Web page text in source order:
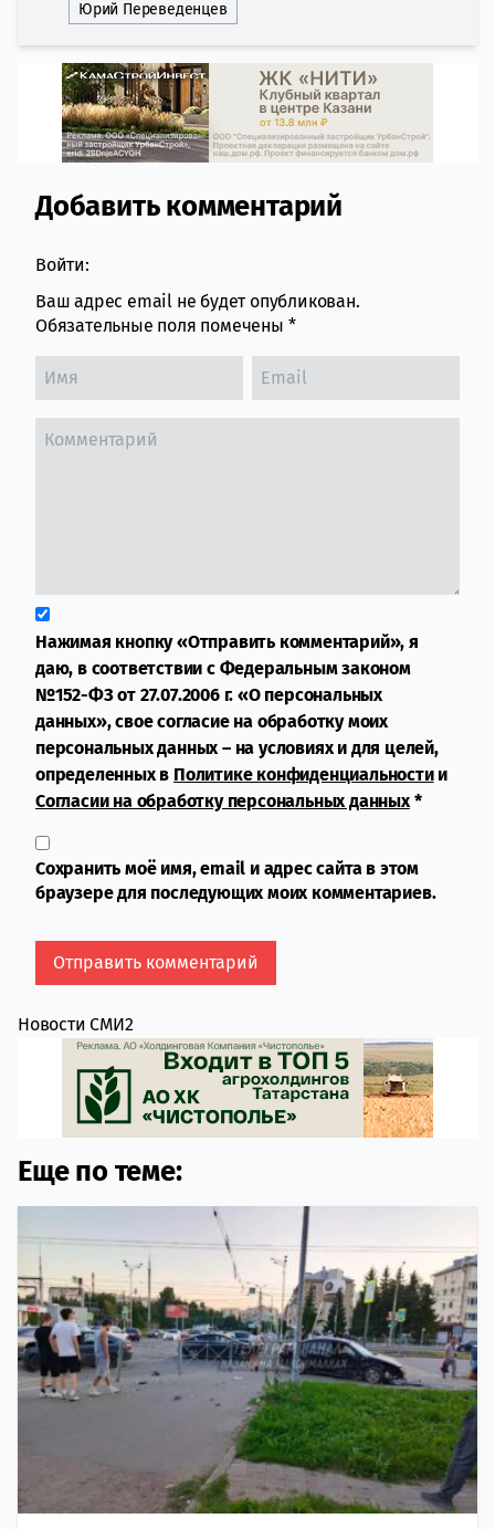
Юрий Переведенцев
Comment section
Добавить комментарий
Войти:
Ваш адрес email не будет опубликован.
Обязательные поля помечены *
Нажимая кнопку «Отправить комментарий», я
даю, в соответствии с Федеральным законом
№152-ФЗ от 27.07.2006 г. «О персональных
данных», свое согласие на обработку моих
персональных данных – на условиях и для целей,
определенных в Политике конфиденциальностии
Согласии на обработку персональных данных*
Сохранить моё имя, email и адрес сайта в этом
браузере для последующих моих комментариев.
Новости СМИ2
Еще по теме: